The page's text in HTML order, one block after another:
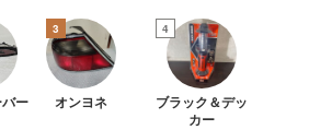
ー
3
オンヨネ
4
ブラック＆デッ
カー